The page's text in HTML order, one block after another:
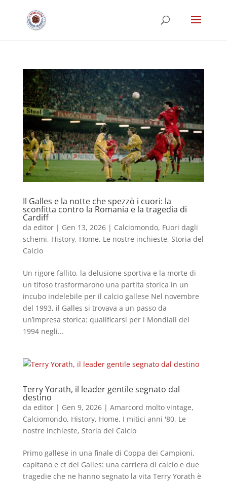
Il Galles e la notte che spezzò i cuori: la
sconfitta contro la Romania e la tragedia di
Cardiff
da editor| Gen 13, 2026| Calciomondo, Fuori dagli
schemi, History, Home, Le nostre inchieste, Storia del
Calcio
Un rigore fallito, la delusione sportiva e la morte di
un tifoso trasformarono una partita storica in un
incubo indelebile per il calcio gallese Nel novembre
del 1993, il Galles si trovava a un passo da
un’impresa storica: qualificarsi per i Mondiali del
1994 negli...
Terry Yorath, il leader gentile segnato dal
destino
da editor| Gen 9, 2026| Amarcord molto vintage,
Calciomondo, History, Home, I mitici anni '80, Le
nostre inchieste, Storia del Calcio
Primo gallese in una finale di Coppa dei Campioni,
capitano e ct del Galles: una carriera di calcio e due
tragedie che ne hanno segnato la vita Terry Yorath è